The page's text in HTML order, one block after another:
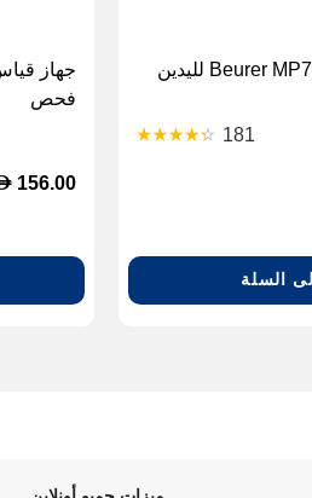
جهاز حمام بارافين Beurer MP70 لليدين
181
السلة
فحص
156.00